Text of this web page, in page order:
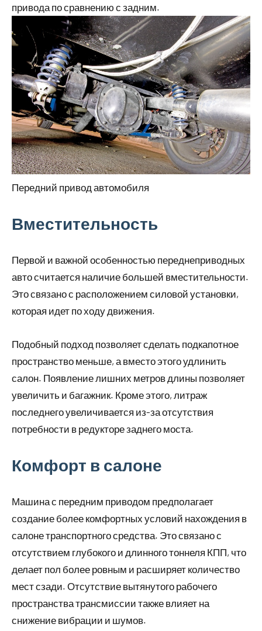
привода по сравнению с задним.
Передний привод автомобиля
Вместительность
Первой и важной особенностью переднеприводных
авто считается наличие большей вместительности.
Это связано с расположением силовой установки,
которая идет по ходу движения.
Подобный подход позволяет сделать подкапотное
пространство меньше, а вместо этого удлинить
салон. Появление лишних метров длины позволяет
увеличить и багажник. Кроме этого, литраж
последнего увеличивается из-за отсутствия
потребности в редукторе заднего моста.
Комфорт в салоне
Машина с передним приводом предполагает
создание более комфортных условий нахождения в
салоне транспортного средства. Это связано с
отсутствием глубокого и длинного тоннеля КПП, что
делает пол более ровным и расширяет количество
мест сзади. Отсутствие вытянутого рабочего
пространства трансмиссии также влияет на
снижение вибрации и шумов.